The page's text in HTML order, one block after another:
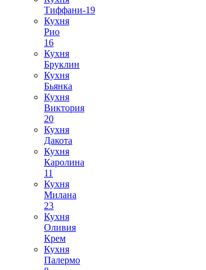
Тиффани-19
Кухня
Рио
16
Кухня
Бруклин
Кухня
Бьянка
Кухня
Виктория
20
Кухня
Дакота
Кухня
Каролина
11
Кухня
Милана
23
Кухня
Оливия
Крем
Кухня
Палермо